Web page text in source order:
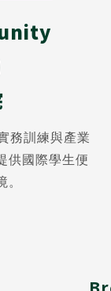
務訓練與產業
供國際學生便